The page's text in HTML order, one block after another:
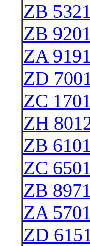
ZB
ZB
ZA
ZD
ZC
ZH
ZB
ZC
ZB
ZA
ZD